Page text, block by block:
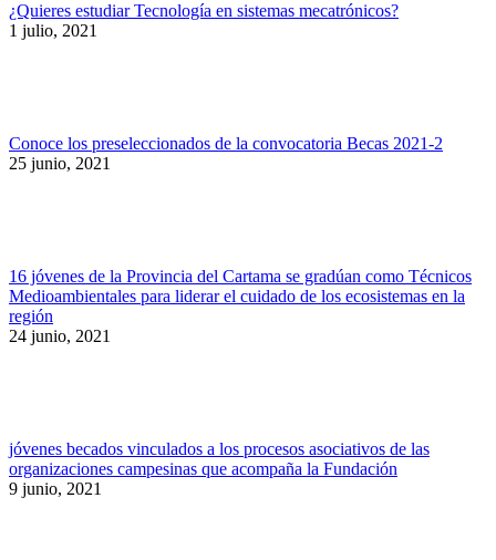
¿Quieres estudiar Tecnología en sistemas mecatrónicos?
1 julio, 2021
Conoce los preseleccionados de la convocatoria Becas 2021-2
25 junio, 2021
16 jóvenes de la Provincia del Cartama se gradúan como Técnicos
Medioambientales para liderar el cuidado de los ecosistemas en la
región
24 junio, 2021
jóvenes becados vinculados a los procesos asociativos de las
organizaciones campesinas que acompaña la Fundación
9 junio, 2021